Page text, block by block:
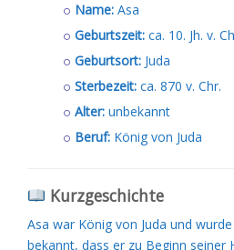
Name: Asa
Geburtszeit: ca. 10. Jh. v.
Geburtsort: Juda
Sterbezeit: ca. 870 v. Chr.
Alter: unbekannt
Beruf: König von Juda
Kurzgeschichte
Asa war König von Juda und
bekannt, dass er zu Beginn seiner